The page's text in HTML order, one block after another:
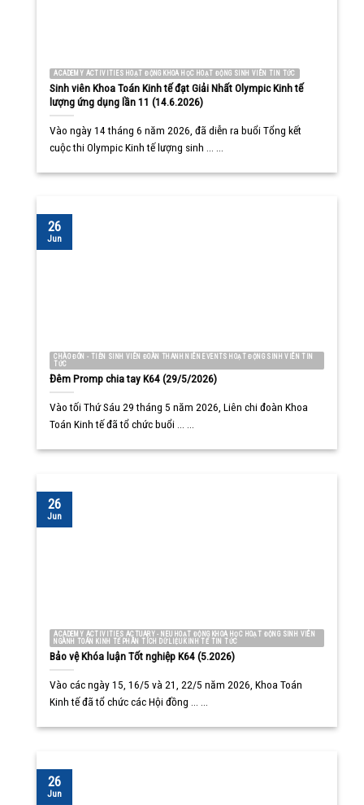
ACADEMY ACTIVITIES HOẠT ĐỘNG KHOA HỌC HOẠT ĐỘNG SINH VIÊN TIN TỨC
Sinh viên Khoa Toán Kinh tế đạt Giải Nhất Olympic Kinh tế
lượng ứng dụng lần 11 (14.6.2026)
Vào ngày 14 tháng 6 năm 2026, đã diễn ra buổi Tổng kết
cuộc thi Olympic Kinh tế lượng sinh ... ...
CHÀO ĐÓN - TIỄN SINH VIÊN ĐOÀN THANH NIÊN EVENTS HOẠT ĐỘNG SINH VIÊN TIN
TỨC
Đêm Promp chia tay K64 (29/5/2026)
Vào tối Thứ Sáu 29 tháng 5 năm 2026, Liên chi đoàn Khoa
Toán Kinh tế đã tổ chức buổi ... ...
26
Jun
ACADEMY ACTIVITIES ACTUARY - NEU HOẠT ĐỘNG KHOA HỌC HOẠT ĐỘNG SINH VIÊN
NGÀNH TOÁN KINH TẾ PHÂN TÍCH DỮ LIỆU KINH TẾ TIN TỨC
Bảo vệ Khóa luận Tốt nghiệp K64 (5.2026)
Vào các ngày 15, 16/5 và 21, 22/5 năm 2026, Khoa Toán
Kinh tế đã tổ chức các Hội đồng ... ...
26
Jun
26
Jun